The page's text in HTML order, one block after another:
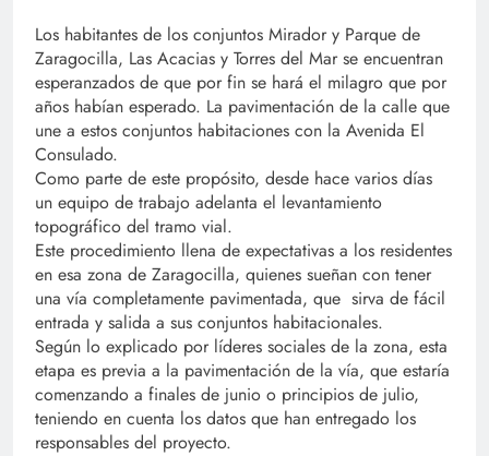
Los habitantes de los conjuntos Mirador y Parque de
Zaragocilla, Las Acacias y Torres del Mar se encuentran
esperanzados de que por fin se hará el milagro que por
años habían esperado. La pavimentación de la calle que
une a estos conjuntos habitaciones con la Avenida El
Consulado.
Como parte de este propósito, desde hace varios días
un equipo de trabajo adelanta el levantamiento
topográfico del tramo vial.
Este procedimiento llena de expectativas a los residentes
en esa zona de Zaragocilla, quienes sueñan con tener
una vía completamente pavimentada, que sirva de fácil
entrada y salida a sus conjuntos habitacionales.
Según lo explicado por líderes sociales de la zona, esta
etapa es previa a la pavimentación de la vía, que estaría
comenzando a finales de junio o principios de julio,
teniendo en cuenta los datos que han entregado los
responsables del proyecto.